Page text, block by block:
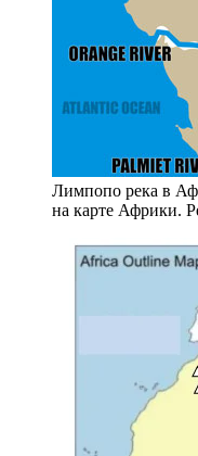
Лимпопо река в
на карте Африки.